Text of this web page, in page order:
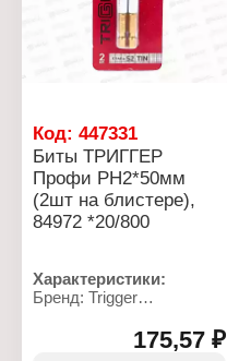
Код: 447331
Биты ТРИГГЕР
Профи PH2*50мм
(2шт на блистере),
84972 *20/800
Характеристики:
Бренд: Trigger
Серия: "Профи"
Тип товара: Бита175,57 ₽